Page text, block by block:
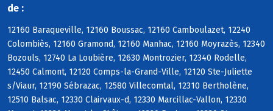
de :
12160 Baraqueville, 12160 Boussac, 12160 Camboulazet, 12240
Colombiès, 12160 Gramond, 12160 Manhac, 12160 Moyrazès, 12340
Bozouls, 12740 La Loubière, 12630 Montrozier, 12340 Rodelle,
12450 Calmont, 12120 Comps-la-Grand-Ville, 12120 Ste-Juliette
s/Viaur, 12190 Sébrazac, 12580 Villecomtal, 12310 Bertholène,
12510 Balsac, 12330 Clairvaux-d, 12330 Marcillac-Vallon, 12330